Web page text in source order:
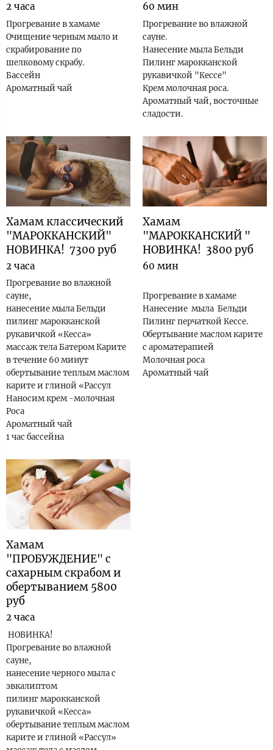
2 часа
Прогревание в хамаме
Очищение черным мыло и
скрабирование по
шелковому скрабу.
Бассейн
Ароматный чай
60 мин
Прогревание во влажной
сауне.
Нанесение мыла Бельди
Пилинг марокканской
рукавичкой "Кессе"
Крем молочная роса.
Ароматный чай, восточные
сладости.
Хамам классический
"МАРОККАНСКИЙ"
НОВИНКА! 7300 руб
2 часа
Прогревание во влажной
сауне,
нанесение мыла Бельди
пилинг марокканской
рукавичкой «Кесса»
массаж тела Батером Карите
в течение 60 минут
обертывание теплым маслом
карите и глиной «Рассул
Наносим крем -молочная
Роса
Ароматный чай
1 час бассейна
Хамам
"МАРОККАНСКИЙ "
НОВИНКА! 3800 руб
60 мин
Прогревание в хамаме
Нанесение мыла Бельди
Пилинг перчаткой Кессе.
Обертывание маслом карите
с ароматерапией
Молочная роса
Ароматный чай
Хамам
"ПРОБУЖДЕНИЕ" с
сахарным скрабом и
обертыванием 5800
руб
2 часа
НОВИНКА!
Прогревание во влажной
сауне,
нанесение черного мыла с
эвкалиптом
пилинг марокканской
рукавичкой «Кесса»
обертывание теплым маслом
карите и глиной «Рассул»